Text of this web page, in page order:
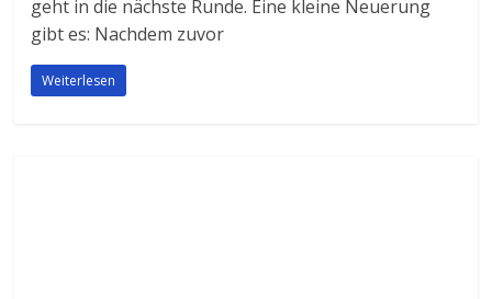
geht in die nächste Runde. Eine kleine Neuerung
gibt es: Nachdem zuvor
Weiterlesen